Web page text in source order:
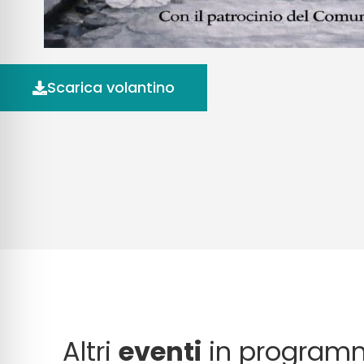
Scarica volantino
Altrieventi in